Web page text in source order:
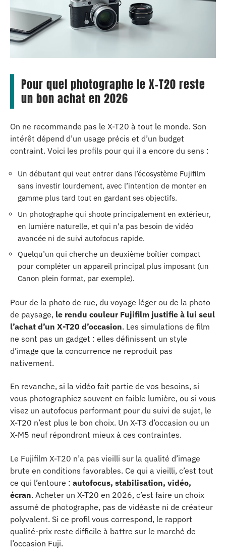
Pour quel photographe le X-T20 reste
un bon achat en 2026
On ne recommande pas le X-T20 à tout le monde. Son
intérêt dépend d’un usage précis et d’un budget
contraint. Voici les profils pour qui il a encore du sens :
Un débutant qui veut entrer dans l’écosystème Fujifilm
sans investir lourdement, avec l’intention de monter en
gamme plus tard tout en gardant ses objectifs.
Un photographe qui shoote principalement en extérieur,
en lumière naturelle, et qui n’a pas besoin de vidéo
avancée ni de suivi autofocus rapide.
Quelqu’un qui cherche un deuxième boîtier compact
pour compléter un appareil principal plus imposant (un
Canon plein format, par exemple).
Pour de la photo de rue, du voyage léger ou de la photo
de paysage, le rendu couleur Fujifilm justifie à lui seul
l’achat d’un X-T20 d’occasion. Les simulations de film
ne sont pas un gadget : elles définissent un style
d’image que la concurrence ne reproduit pas
nativement.
En revanche, si la vidéo fait partie de vos besoins, si
vous photographiez souvent en faible lumière, ou si vous
visez un autofocus performant pour du suivi de sujet, le
X-T20 n’est plus le bon choix. Un X-T3 d’occasion ou un
X-M5 neuf répondront mieux à ces contraintes.
Le Fujifilm X-T20 n’a pas vieilli sur la qualité d’image
brute en conditions favorables. Ce qui a vieilli, c’est tout
ce qui l’entoure : autofocus, stabilisation, vidéo,
écran. Acheter un X-T20 en 2026, c’est faire un choix
assumé de photographe, pas de vidéaste ni de créateur
polyvalent. Si ce profil vous correspond, le rapport
qualité-prix reste difficile à battre sur le marché de
l’occasion Fuji.